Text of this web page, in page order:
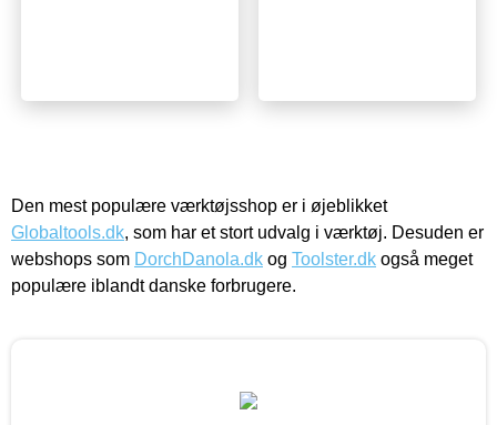
Den mest populære værktøjsshop er i øjeblikket
Globaltools.dk, som har et stort udvalg i værktøj. Desuden er
webshops som DorchDanola.dk og Toolster.dk også meget
populære iblandt danske forbrugere.